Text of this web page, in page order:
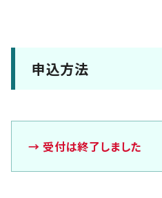
申込方法
→ 受付は終了しました